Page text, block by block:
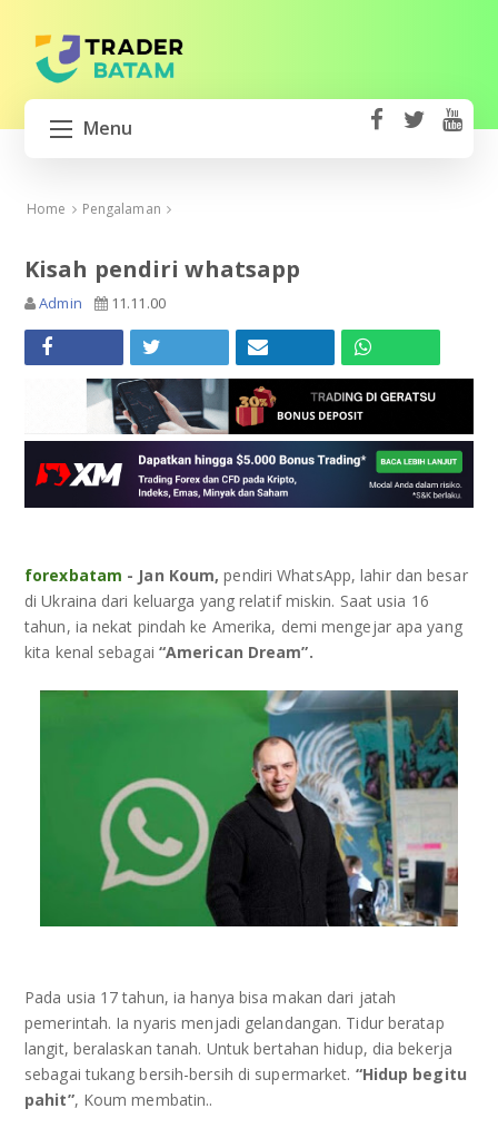
Menu
GERATSU
MIFX MONEX
XM BROKER
EXNESS
LITE FINANCE
ICMARKET
DCFX
HEADWAY
MEEFX
TENTANG KAMI
ANALISA
COPY TRADING
Home Pengalaman
Kisah pendiri whatsapp
Admin 11.11.00
forexbatam - Jan Koum, pendiri WhatsApp, lahir dan besar
di Ukraina dari keluarga yang relatif miskin. Saat usia 16
tahun, ia nekat pindah ke Amerika, demi mengejar apa yang
kita kenal sebagai “American Dream”.
Pada usia 17 tahun, ia hanya bisa makan dari jatah
pemerintah. Ia nyaris menjadi gelandangan. Tidur beratap
langit, beralaskan tanah. Untuk bertahan hidup, dia bekerja
sebagai tukang bersih-bersih di supermarket. “Hidup begitu
pahit”, Koum membatin..